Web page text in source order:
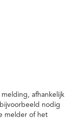
afhankelijk
nodig
melder of het